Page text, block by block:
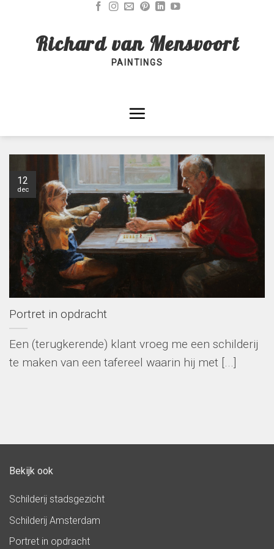
Richard van Mensvoort
PAINTINGS
Portret in opdracht
Een (terugkerende) klant vroeg me een schilderij
te maken van een tafereel waarin hij met [...]
12
dec
Bekijk ook
Schilderij stadsgezicht
Schilderij Amsterdam
Portret in opdracht